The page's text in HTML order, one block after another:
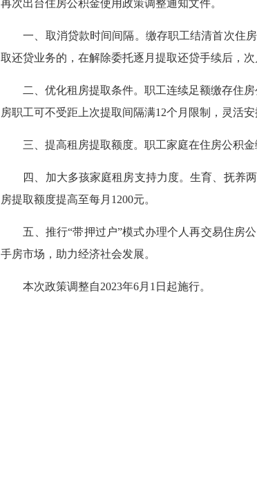
再次出台住房公积金使用政策调整通知文件。
一、取消贷款时间间隔。缴存职工结清首次住房
取还贷业务的，在解除委托逐月提取还贷手续后，
二、优化租房提取条件。职工连续足额缴存住房
房职工可不受距上次提取间隔满12个月限制，灵活
三、提高租房提取额度。职工家庭在住房公积金
四、加大多孩家庭租房支持力度。生育、抚养两
房提取额度提高至每月1200元。
五、推行“带押过户”模式办理个人再交易住房公
手房市场，助力经济社会发展。
本次政策调整自2023年6月1日起施行。